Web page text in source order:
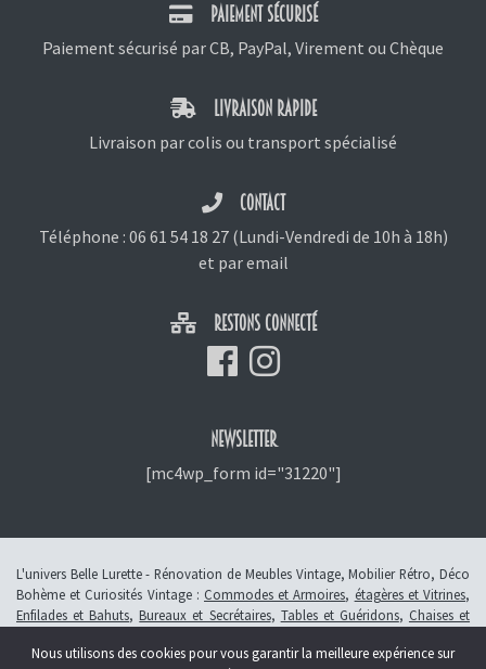
PAIEMENT SÉCURISÉ
Paiement sécurisé par CB, PayPal, Virement ou Chèque
LIVRAISON RAPIDE
Livraison par colis ou transport spécialisé
CONTACT
Téléphone : 06 61 54 18 27(Lundi-Vendredi de 10h à 18h)
et par email
RESTONS CONNECTÉ
NEWSLETTER
[mc4wp_form id="31220"]
L'univers Belle Lurette - Rénovation de Meubles Vintage, Mobilier Rétro, Déco
Bohème et Curiosités Vintage : Commodes et Armoires, étagères et Vitrines,
Enfilades et Bahuts,Bureaux et Secrétaires, Tables et Guéridons, Chaises et
Nous utilisons des cookies pour vous garantir la meilleure expérience sur